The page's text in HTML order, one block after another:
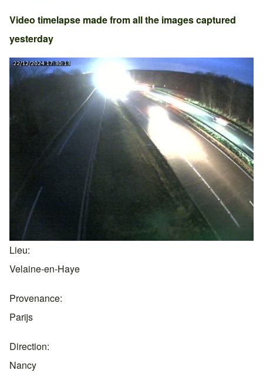
Video timelapse made from all the images captured
yesterday
Lieu
Velaine-en-Haye
Provenance
Parijs
Direction
Nancy